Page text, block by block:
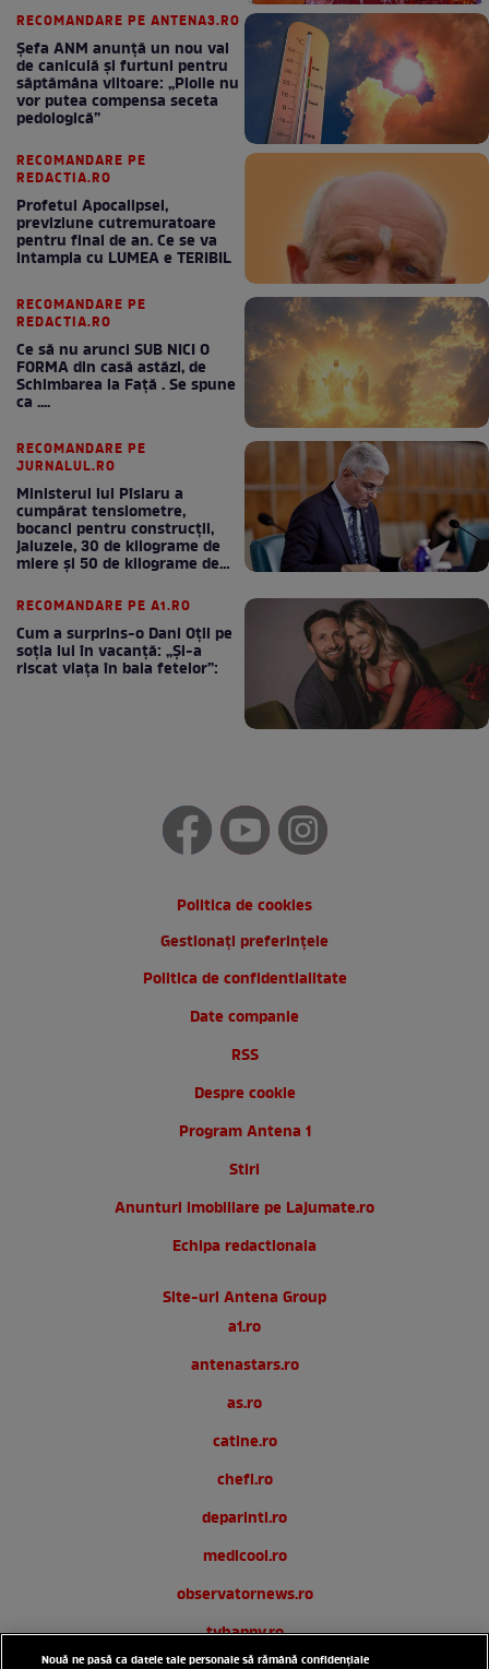
RECOMANDARE PE ANTENA3.RO
Șefa ANM anunță un nou val
de caniculă și furtuni pentru
săptămâna viitoare: „Ploile nu
vor putea compensa seceta
pedologică”
RECOMANDARE PE
REDACTIA.RO
Profetul Apocalipsei,
previziune cutremuratoare
pentru final de an. Ce se va
intampla cu LUMEA e TERIBIL
RECOMANDARE PE
REDACTIA.RO
Ce să nu arunci SUB NICI O
FORMA din casă astăzi, de
Schimbarea la Față . Se spune
ca ....
RECOMANDARE PE
JURNALUL.RO
Ministerul lui Pîslaru a
cumpărat tensiometre,
bocanci pentru construcții,
jaluzele, 30 de kilograme de
miere și 50 de kilograme de
RECOMANDARE PE A1.RO
Cum a surprins-o Dani Oțil pe
soția lui în vacanță: „Și-a
riscat viața în baia fetelor”:
Politica de cookies
Gestionați preferințele
Politica de confidentialitate
Date companie
RSS
Despre cookie
Program Antena 1
Stiri
Anunturi imobiliare pe Lajumate.ro
Echipa redactionala
Site-uri Antena Group
a1.ro
antenastars.ro
as.ro
catine.ro
chefi.ro
deparinti.ro
medicool.ro
observatornews.ro
tvhappy.ro
Nouă ne pasă ca datele tale personale să rămână confidențiale